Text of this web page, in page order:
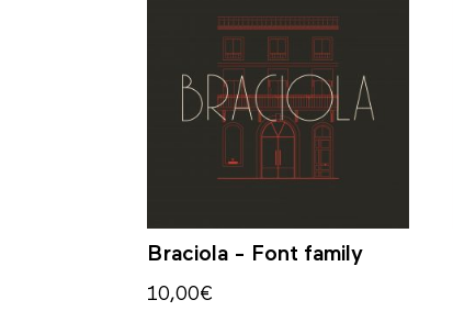
Braciola - Font family
10,00€